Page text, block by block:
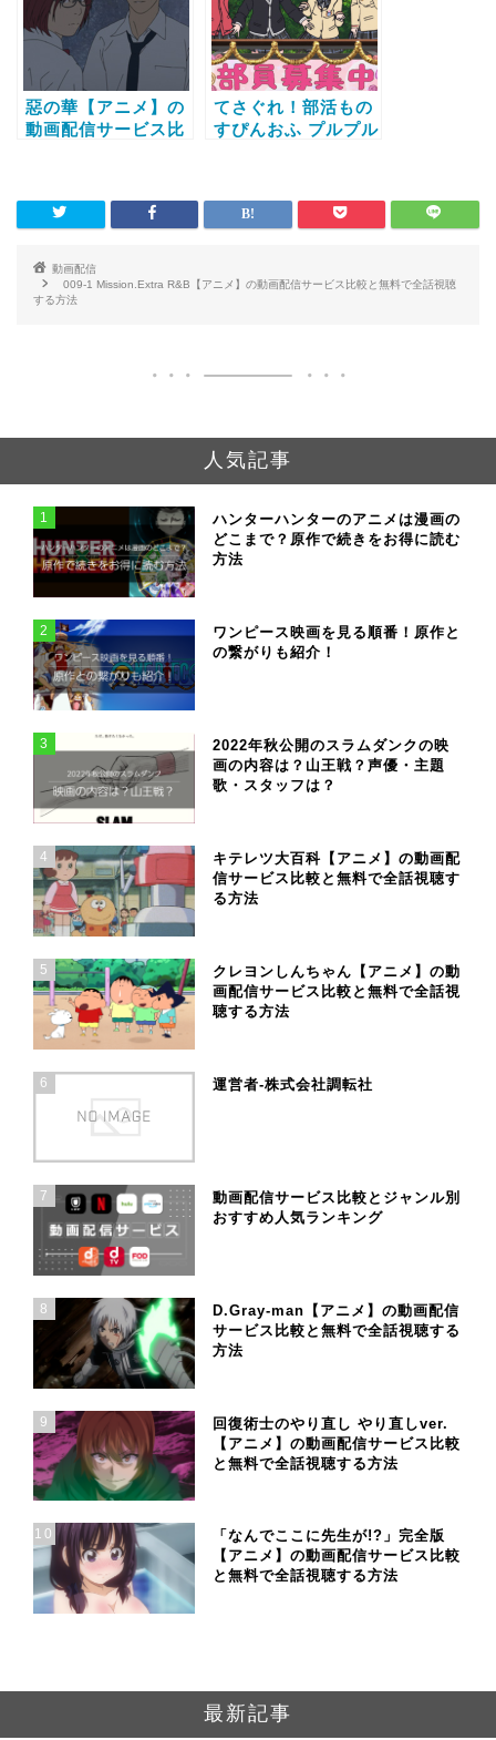
惡の華【アニメ】の
動画配信サービス比
てさぐれ！部活もの
すぴんおふ プルプル
信サービス比較と無
料で全話視聴する方
動画配信
009-1 Mission.Extra R&B【アニメ】の動画配信サービス比較と無料で全話視聴
する方法
人気記事
1
ハンターハンターのアニメは漫画の
どこまで？原作で続きをお得に読む
方法
2
ワンピース映画を見る順番！原作と
の繋がりも紹介！
3
2022年秋公開のスラムダンクの映
画の内容は？山王戦？声優・主題
歌・スタッフは？
4
キテレツ大百科【アニメ】の動画配
信サービス比較と無料で全話視聴す
る方法
5
クレヨンしんちゃん【アニメ】の動
画配信サービス比較と無料で全話視
聴する方法
6 運営者-株式会社調転社
7
動画配信サービス比較とジャンル別
おすすめ人気ランキング
8
D.Gray-man【アニメ】の動画配信
サービス比較と無料で全話視聴する
方法
9
回復術士のやり直し やり直しver.
【アニメ】の動画配信サービス比較
と無料で全話視聴する方法
10
「なんでここに先生が!?」完全版
【アニメ】の動画配信サービス比較
と無料で全話視聴する方法
最新記事